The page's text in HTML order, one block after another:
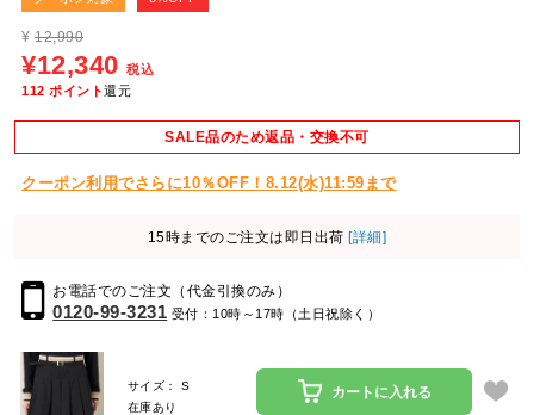
¥ 12,990
¥12,340 税込
112 ポイント還元
SALE品のため返品・交換不可
クーポン利用でさらに10％OFF！8.12(水)11:59まで
15時までのご注文は即日出荷 [詳細]
お電話でのご注文（代金引換のみ）
0120-99-3231 受付：10時～17時（土日祝除く）
サイズ： S
在庫あり
カートに入れる